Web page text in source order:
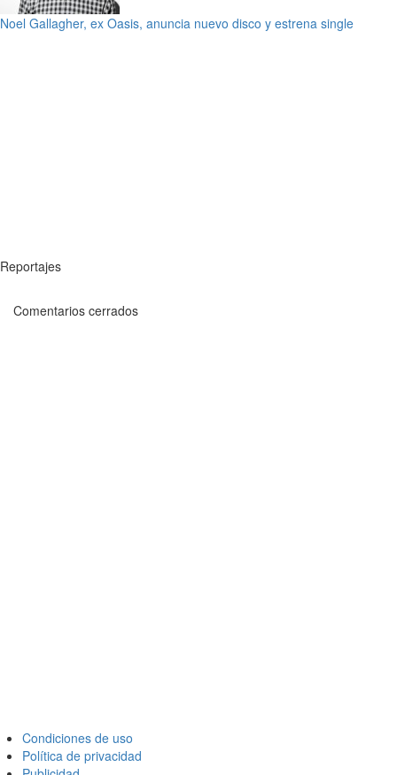
Noel Gallagher, ex Oasis, anuncia nuevo disco y estrena single
Reportajes
Comentarios cerrados
Condiciones de uso
Política de privacidad